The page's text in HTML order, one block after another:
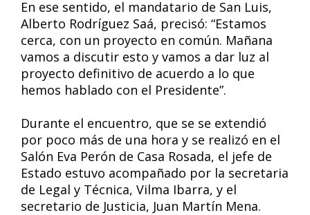
En ese sentido, el mandatario de San Luis,
Alberto Rodríguez Saá, precisó: “Estamos
cerca, con un proyecto en común. Mañana
vamos a discutir esto y vamos a dar luz al
proyecto definitivo de acuerdo a lo que
hemos hablado con el Presidente”.
Durante el encuentro, que se se extendió
por poco más de una hora y se realizó en el
Salón Eva Perón de Casa Rosada, el jefe de
Estado estuvo acompañado por la secretaria
de Legal y Técnica, Vilma Ibarra, y el
secretario de Justicia, Juan Martín Mena.